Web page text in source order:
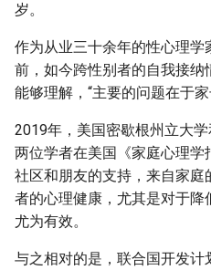
岁。
作为从业三十余年的性心理
前，如今跨性别者的自我接
能够理解，“主要的问题在于家
2019年，美国密歇根州立大
两位学者在美国《家庭心理
社区和朋友的支持，来自家
者的心理健康，尤其是对于
尤为有效。
与之相对的是，联合国开发